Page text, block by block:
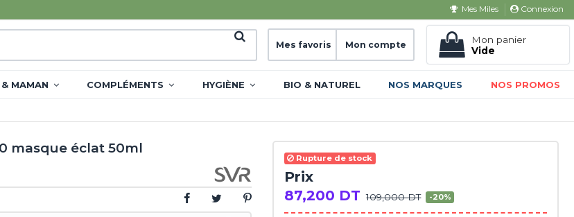
Mes Miles Connexion
Mes favoris Mon compte
Mon panier
Vide
MAMAN COMPLÉMENTS HYGIÈNE BIO & NATUREL NOS MARQUES NOS PROMOS
masque éclat 50ml
Rupture de stock
Prix
87,200 DT 109,000 DT -20%